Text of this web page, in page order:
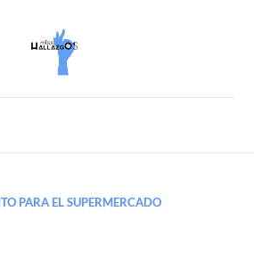
PARA EL SUPERMERCADO